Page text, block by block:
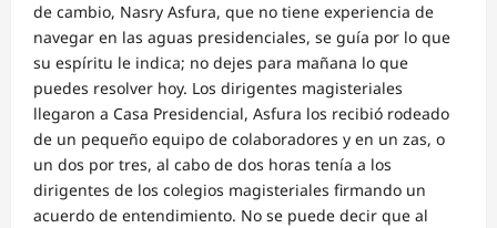
de cambio, Nasry Asfura, que no tiene experiencia de
navegar en las aguas presidenciales, se guía por lo que
su espíritu le indica; no dejes para mañana lo que
puedes resolver hoy. Los dirigentes magisteriales
llegaron a Casa Presidencial, Asfura los recibió rodeado
de un pequeño equipo de colaboradores y en un zas, o
un dos por tres, al cabo de dos horas tenía a los
dirigentes de los colegios magisteriales firmando un
acuerdo de entendimiento. No se puede decir que al